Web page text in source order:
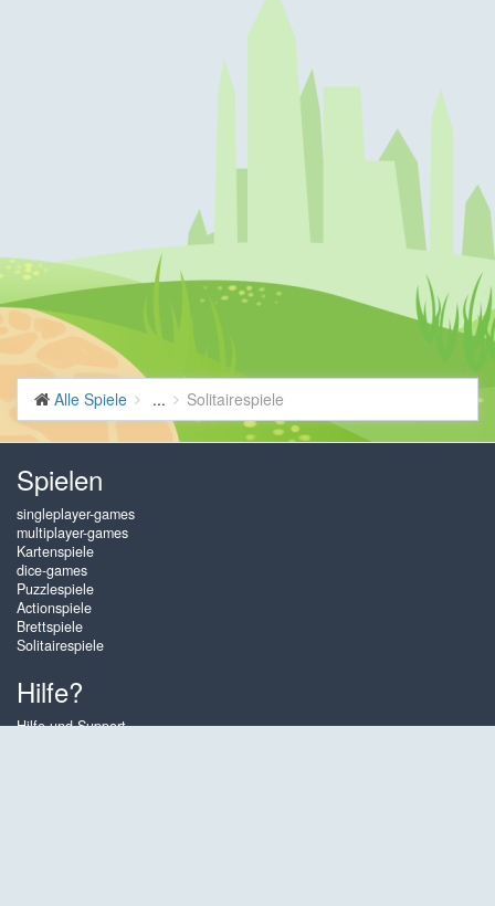
Alle Spiele ... Solitairespiele
Spielen
singleplayer-games
multiplayer-games
Kartenspiele
dice-games
Puzzlespiele
Actionspiele
Brettspiele
Solitairespiele
Hilfe?
Hilfe und Support